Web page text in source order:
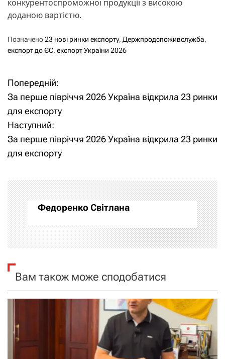
конкурентоспроможної продукції з високою
доданою вартістю.
Позначено23 нові ринки експорту, Держпродспоживслужба,
експорт до ЄС, експорт України 2026
Н
а
в
і
а
ц
і
а
Попередній:
За перше півріччя 2026 Україна відкрила 23 ринки
для експорту
Наступний:
За перше півріччя 2026 Україна відкрила 23 ринки
для експорту
Федоренко Світлана
Вам також може сподобатися